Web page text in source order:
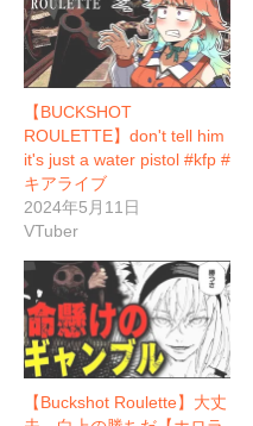
【BUCKSHOT
ROULETTE】don't tell him
it's just a water pistol #kfp #
キアライブ
2024年5月11日
VTuber
【Buckshot Roulette】大丈